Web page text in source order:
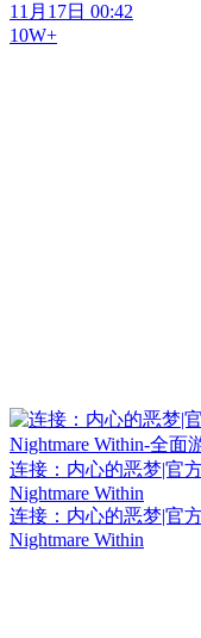
11月17日 00:42
10W+
连接：内心的恶梦|官
Nightmare Within
连接：内心的恶梦|官
Nightmare Within